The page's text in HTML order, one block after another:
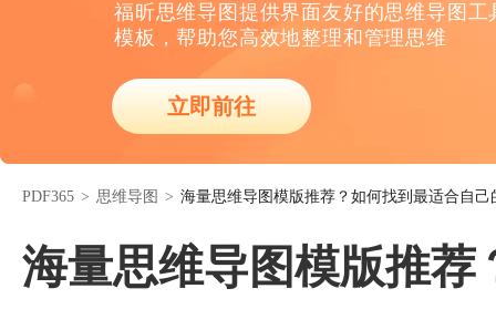
福昕思维导图提供界面友好的思维导图
模板，帮助您高效地整理和管理思维
立即前往
PDF365 > 思维导图 > 海量思维导图模版推荐？如何找到最适合自己
海量思维导图模版推